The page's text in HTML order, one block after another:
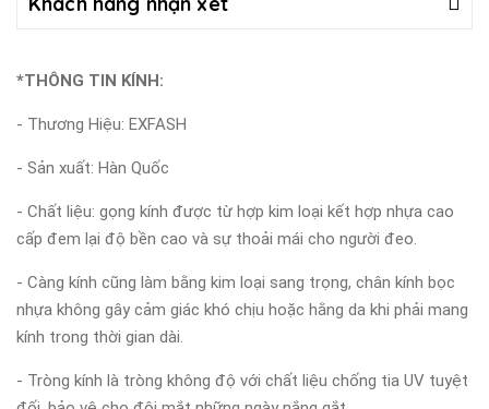
*THÔNG TIN KÍNH:
- Thương Hiệu: EXFASH
- Sản xuất: Hàn Quốc
- Chất liệu: gọng kính được từ hợp kim loại kết hợp nhựa cao
cấp đem lại độ bền cao và sự thoải mái cho người đeo.
- Càng kính cũng làm bằng kim loại sang trọng, chân kính bọc
nhựa không gây cảm giác khó chịu hoặc hằng da khi phải mang
kính trong thời gian dài.
- Tròng kính là tròng không độ với chất liệu chống tia UV tuyệt